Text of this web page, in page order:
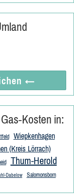
←
Kosten in:
Wiepkenhagen
(Kreis Lörrach)
Thum-Herold
Dabelow Salomonsborn